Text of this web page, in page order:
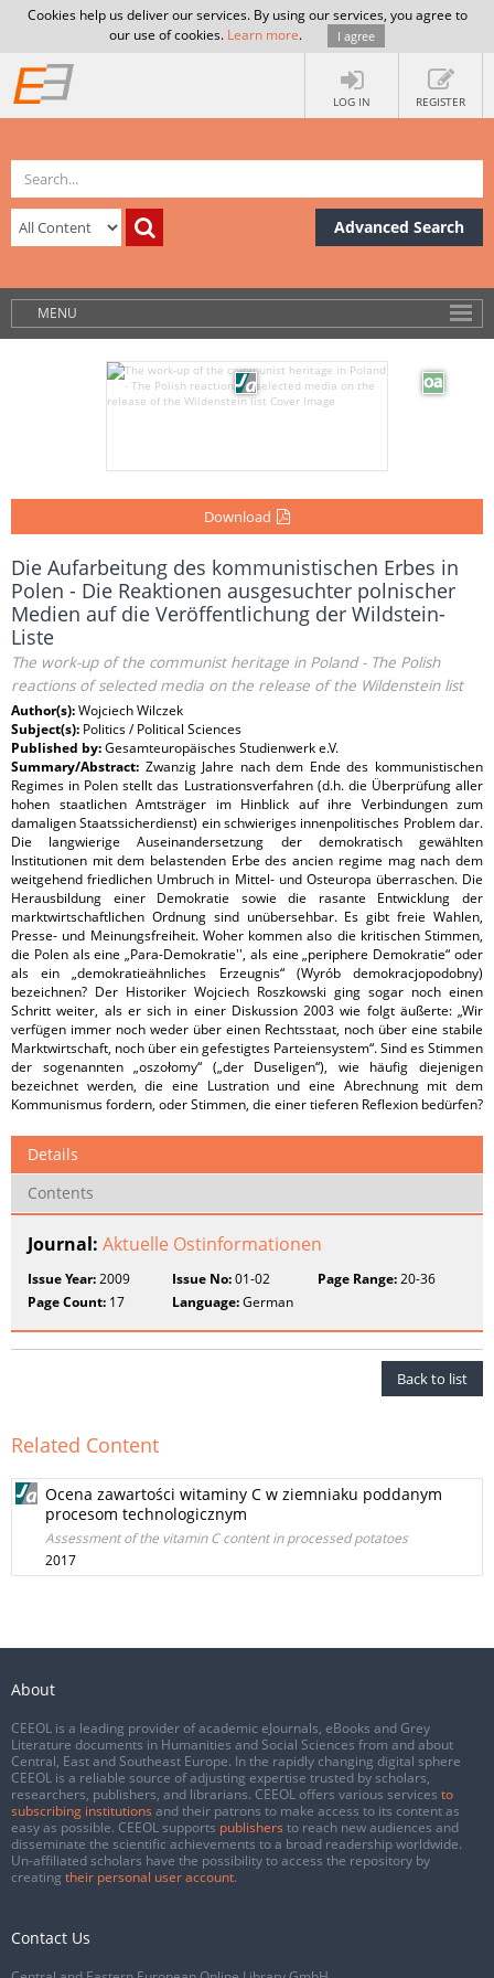
Cookies help us deliver our services. By using our services, you agree to
our use of cookies. Learn more. I agree
LOG IN REGISTER
Advanced Search
MENU
Download
Die Aufarbeitung des kommunistischen Erbes in
Polen - Die Reaktionen ausgesuchter polnischer
Medien auf die Veröffentlichung der Wildstein-
Liste
The work-up of the communist heritage in Poland - The Polish
reactions of selected media on the release of the Wildenstein list
Author(s):Wojciech Wilczek
Subject(s): Politics / Political Sciences
Published by:Gesamteuropäisches Studienwerk e.V.
Summary/Abstract: Zwanzig Jahre nach dem Ende des kommunistischen
Regimes in Polen stellt das Lustrationsverfahren (d.h. die Überprüfung aller
hohen staatlichen Amtsträger im Hinblick auf ihre Verbindungen zum
damaligen Staatssicherdienst) ein schwieriges innenpolitisches Problem dar.
Die langwierige Auseinandersetzung der demokratisch gewählten
Institutionen mit dem belastenden Erbe des ancien regime mag nach dem
weitgehend friedlichen Umbruch in Mittel- und Osteuropa überraschen. Die
Herausbildung einer Demokratie sowie die rasante Entwicklung der
marktwirtschaftlichen Ordnung sind unübersehbar. Es gibt freie Wahlen,
Presse- und Meinungsfreiheit. Woher kommen also die kritischen Stimmen,
die Polen als eine „Para-Demokratie'', als eine „periphere Demokratie“ oder
als ein „demokratieähnliches Erzeugnis“ (Wyrób demokracjopodobny)
bezeichnen? Der Historiker Wojciech Roszkowski ging sogar noch einen
Schritt weiter, als er sich in einer Diskussion 2003 wie folgt äußerte: „Wir
verfügen immer noch weder über einen Rechtsstaat, noch über eine stabile
Marktwirtschaft, noch über ein gefestigtes Parteiensystem“. Sind es Stimmen
der sogenannten „oszołomy“ („der Duseligen“), wie häufig diejenigen
bezeichnet werden, die eine Lustration und eine Abrechnung mit dem
Kommunismus fordern, oder Stimmen, die einer tieferen Reflexion bedürfen?
Details
Contents
Journal: Aktuelle Ostinformationen
Issue Year:2009 Issue No:01-02 Page Range:20-36
Page Count: 17 Language:German
Back to list
Related Content
Ocena zawartości witaminy C w ziemniaku poddanym
procesom technologicznym
Assessment of the vitamin C content in processed potatoes
2017
About
CEEOL is a leading provider of academic eJournals, eBooks and Grey
Literature documents in Humanities and Social Sciences from and about
Central, East and Southeast Europe. In the rapidly changing digital sphere
CEEOL is a reliable source of adjusting expertise trusted by scholars,
researchers, publishers, and librarians. CEEOL offers various services to
subscribing institutions and their patrons to make access to its content as
easy as possible. CEEOL supports publishers to reach new audiences and
disseminate the scientific achievements to a broad readership worldwide.
Un-affiliated scholars have the possibility to access the repository by
creating their personal user account.
Contact Us